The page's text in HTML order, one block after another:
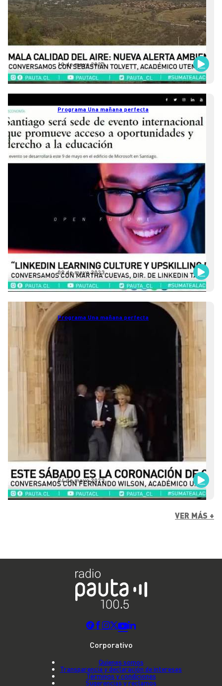
10 de mayo 2023
Programa Una mañana perfecta
09 de mayo 2023
Programa Una mañana perfecta
04 de mayo 2023
VER MÁS +
Corporativo
Quienes somos
Transparencia y declaración de intereses
Términos y condiciones
Sugerencias y reclamos